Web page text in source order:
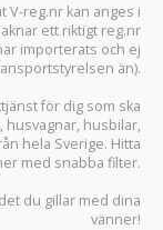
V-reg.nr kan anges i
ett riktigt reg.nr
importerats och ej
än).
för dig som ska
, husvagnar, husbilar,
hela Sverige. Hitta
med snabba filter.
du gillar med dina
vänner!